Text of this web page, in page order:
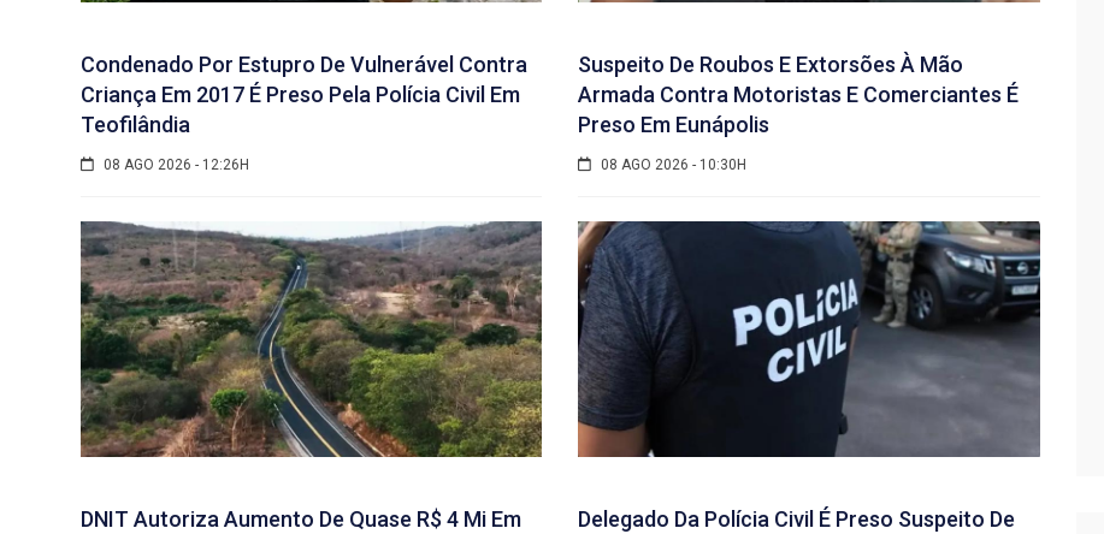
Condenado Por Estupro De Vulnerável Contra
Criança Em 2017 É Preso Pela Polícia Civil Em
Teofilândia
08 AGO 2026 - 12:26H
Suspeito De Roubos E Extorsões À Mão
Armada Contra Motoristas E Comerciantes É
Preso Em Eunápolis
08 AGO 2026 - 10:30H
DNIT Autoriza Aumento De Quase R$ 4 Mi Em
Delegado Da Polícia Civil É Preso Suspeito De